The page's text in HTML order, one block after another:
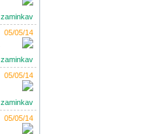
zaminkav , تهران تلفن: 021-88385541-3
05/05/14
zaminkav , تهران تلفن: 021-88385541
05/05/14
zaminkav , تهران تلفن: 02188385541
05/05/14